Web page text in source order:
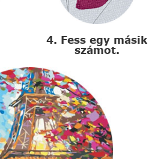
4. Fess egy másik
számot.